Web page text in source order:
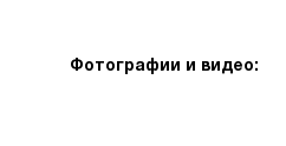
Фотографии и видео: